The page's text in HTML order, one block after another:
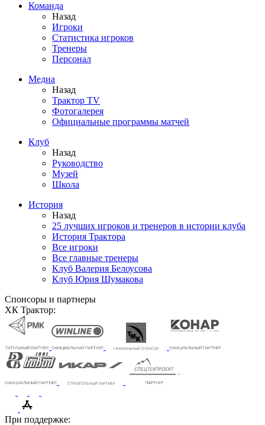
Команда
Назад
Игроки
Статистика игроков
Тренеры
Персонал
Медиа
Назад
Трактор TV
Фотогалерея
Официальные программы матчей
Клуб
Назад
Руководство
Музей
Школа
История
Назад
25 лучших игроков и тренеров в истории клуба
История Трактора
Все игроки
Все главные тренеры
Клуб Валерия Белоусова
Клуб Юрия Шумакова
Спонсоры и партнеры
ХК Трактор:
При поддержке: